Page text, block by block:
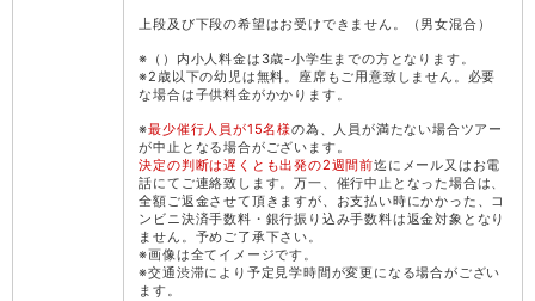
上段及び下段の希望はお受けできません。（男女混合）
※（）内小人料金は3歳-小学生までの方となります。
※2歳以下の幼児は無料。座席もご用意致しません。必要
な場合は子供料金がかかります。
※最少催行人員が15名様の為、人員が満たない場合ツアー
が中止となる場合がございます。
決定の判断は遅くとも出発の2週間前迄にメール又はお電
話にてご連絡致します。万一、催行中止となった場合は、
全額ご返金させて頂きますが、お支払い時にかかった、コ
ンビニ決済手数料・銀行振り込み手数料は返金対象となり
ません。予めご了承下さい。
※画像は全てイメージです。
※交通渋滞により予定見学時間が変更になる場合がござい
ます。